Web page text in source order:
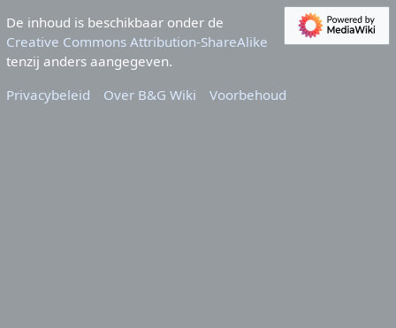
De inhoud is beschikbaar onder de
Creative Commons Attribution-ShareAlike
tenzij anders aangegeven.
Privacybeleid
Over B&G Wiki Voorbehoud